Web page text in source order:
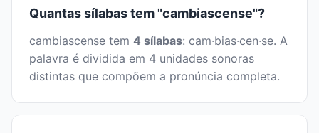
Quantas sílabas tem "cambiascense"?
cambiascense tem 4 sílabas: cam·bias·cen·se. A
palavra é dividida em 4 unidades sonoras
distintas que compõem a pronúncia completa.